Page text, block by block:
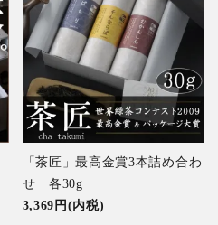
「茶匠」最高金賞3本詰め合わ
せ 各30g
3,369円(内税)